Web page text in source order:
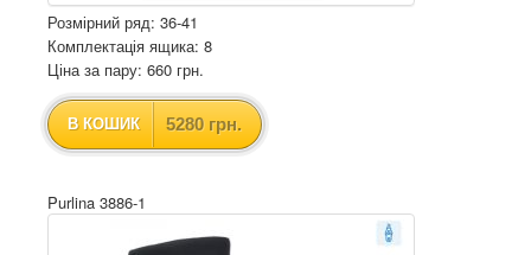
Розмірний ряд: 36-41
Комплектація ящика: 8
Ціна за пару: 660 грн.
В КОШИК 5280 грн.
Purlina 3886-1